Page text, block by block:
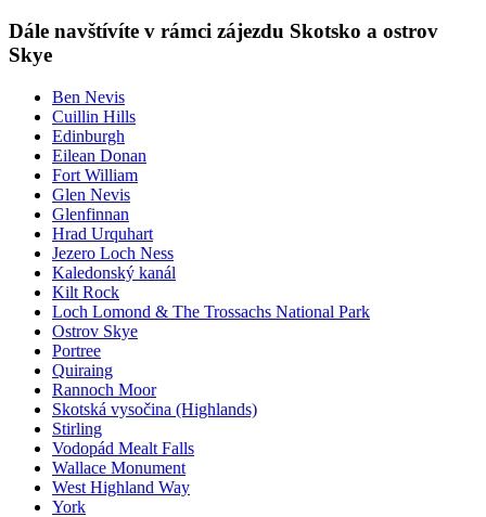
Dále navštívíte v rámci zájezdu Skotsko a ostrov
Skye
Ben Nevis
Cuillin Hills
Edinburgh
Eilean Donan
Fort William
Glen Nevis
Glenfinnan
Hrad Urquhart
Jezero Loch Ness
Kaledonský kanál
Kilt Rock
Loch Lomond & The Trossachs National Park
Ostrov Skye
Portree
Quiraing
Rannoch Moor
Skotská vysočina (Highlands)
Stirling
Vodopád Mealt Falls
Wallace Monument
West Highland Way
York